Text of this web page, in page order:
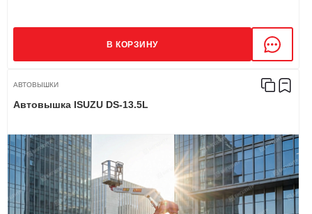
В КОРЗИНУ
АВТОВЫШКИ
Автовышка ISUZU DS-13.5L